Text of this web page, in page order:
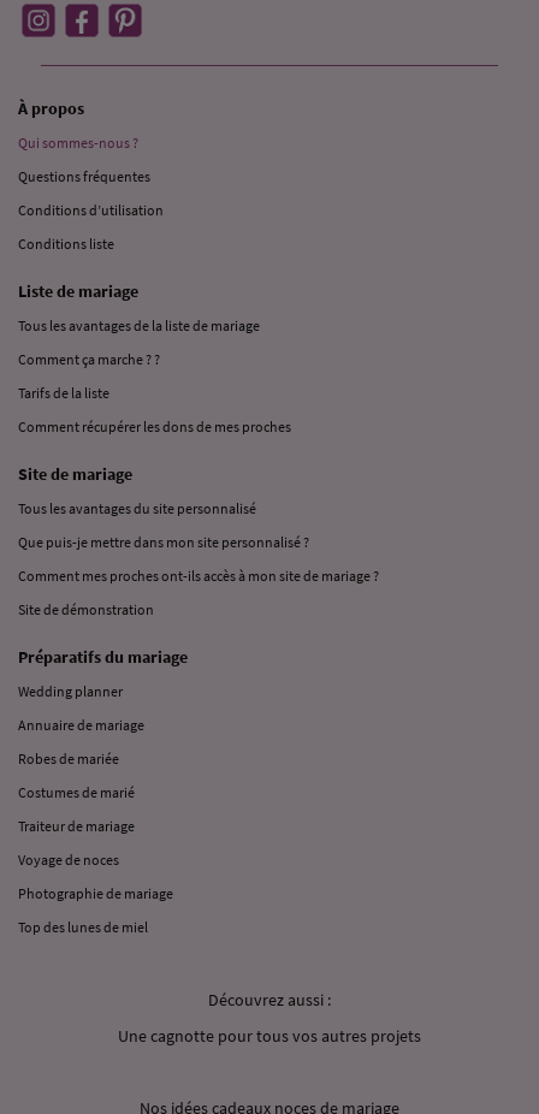
À propos
Qui sommes-nous ?
Questions fréquentes
Conditions d’utilisation
Conditions liste
Liste de mariage
Tous les avantages de la liste de mariage
Comment ça marche ? ?
Tarifs de la liste
Comment récupérer les dons de mes proches
Site de mariage
Tous les avantages du site personnalisé
Que puis-je mettre dans mon site personnalisé ?
Comment mes proches ont-ils accès à mon site de mariage ?
Site de démonstration
Préparatifs du mariage
Wedding planner
Annuaire de mariage
Robes de mariée
Costumes de marié
Traiteur de mariage
Voyage de noces
Photographie de mariage
Top des lunes de miel
Découvrez aussi :
Une cagnotte pour tous vos autres projets
Nos idées cadeaux noces de mariage